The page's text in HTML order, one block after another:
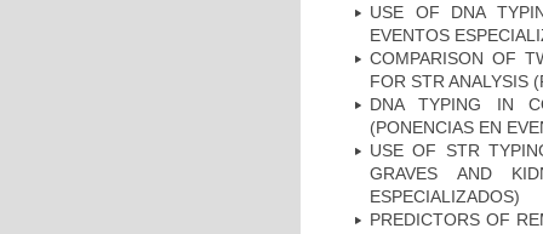
USE OF DNA
EVENTOS
COMPARISON OF
FOR STR ANALYSIS
DNA TYPING IN
(PONENCIAS EN
USE OF STR
GRAVES AND
ESPECIALIZADOS)
PREDICTORS OF